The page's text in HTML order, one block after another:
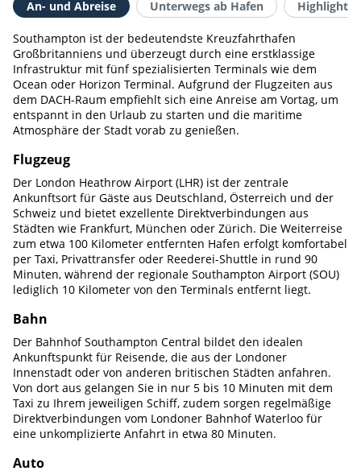
An- und Abreise Unterwegs ab Hafen Highlights
Southampton ist der bedeutendste Kreuzfahrthafen
Großbritanniens und überzeugt durch eine erstklassige
Infrastruktur mit fünf spezialisierten Terminals wie dem
Ocean oder Horizon Terminal. Aufgrund der Flugzeiten aus
dem DACH-Raum empfiehlt sich eine Anreise am Vortag, um
entspannt in den Urlaub zu starten und die maritime
Atmosphäre der Stadt vorab zu genießen.
Flugzeug
Der London Heathrow Airport (LHR) ist der zentrale
Ankunftsort für Gäste aus Deutschland, Österreich und der
Schweiz und bietet exzellente Direktverbindungen aus
Städten wie Frankfurt, München oder Zürich. Die Weiterreise
zum etwa 100 Kilometer entfernten Hafen erfolgt komfortabel
per Taxi, Privattransfer oder Reederei-Shuttle in rund 90
Minuten, während der regionale Southampton Airport (SOU)
lediglich 10 Kilometer von den Terminals entfernt liegt.
Bahn
Der Bahnhof Southampton Central bildet den idealen
Ankunftspunkt für Reisende, die aus der Londoner
Innenstadt oder von anderen britischen Städten anfahren.
Von dort aus gelangen Sie in nur 5 bis 10 Minuten mit dem
Taxi zu Ihrem jeweiligen Schiff, zudem sorgen regelmäßige
Direktverbindungen vom Londoner Bahnhof Waterloo für
eine unkomplizierte Anfahrt in etwa 80 Minuten.
Auto